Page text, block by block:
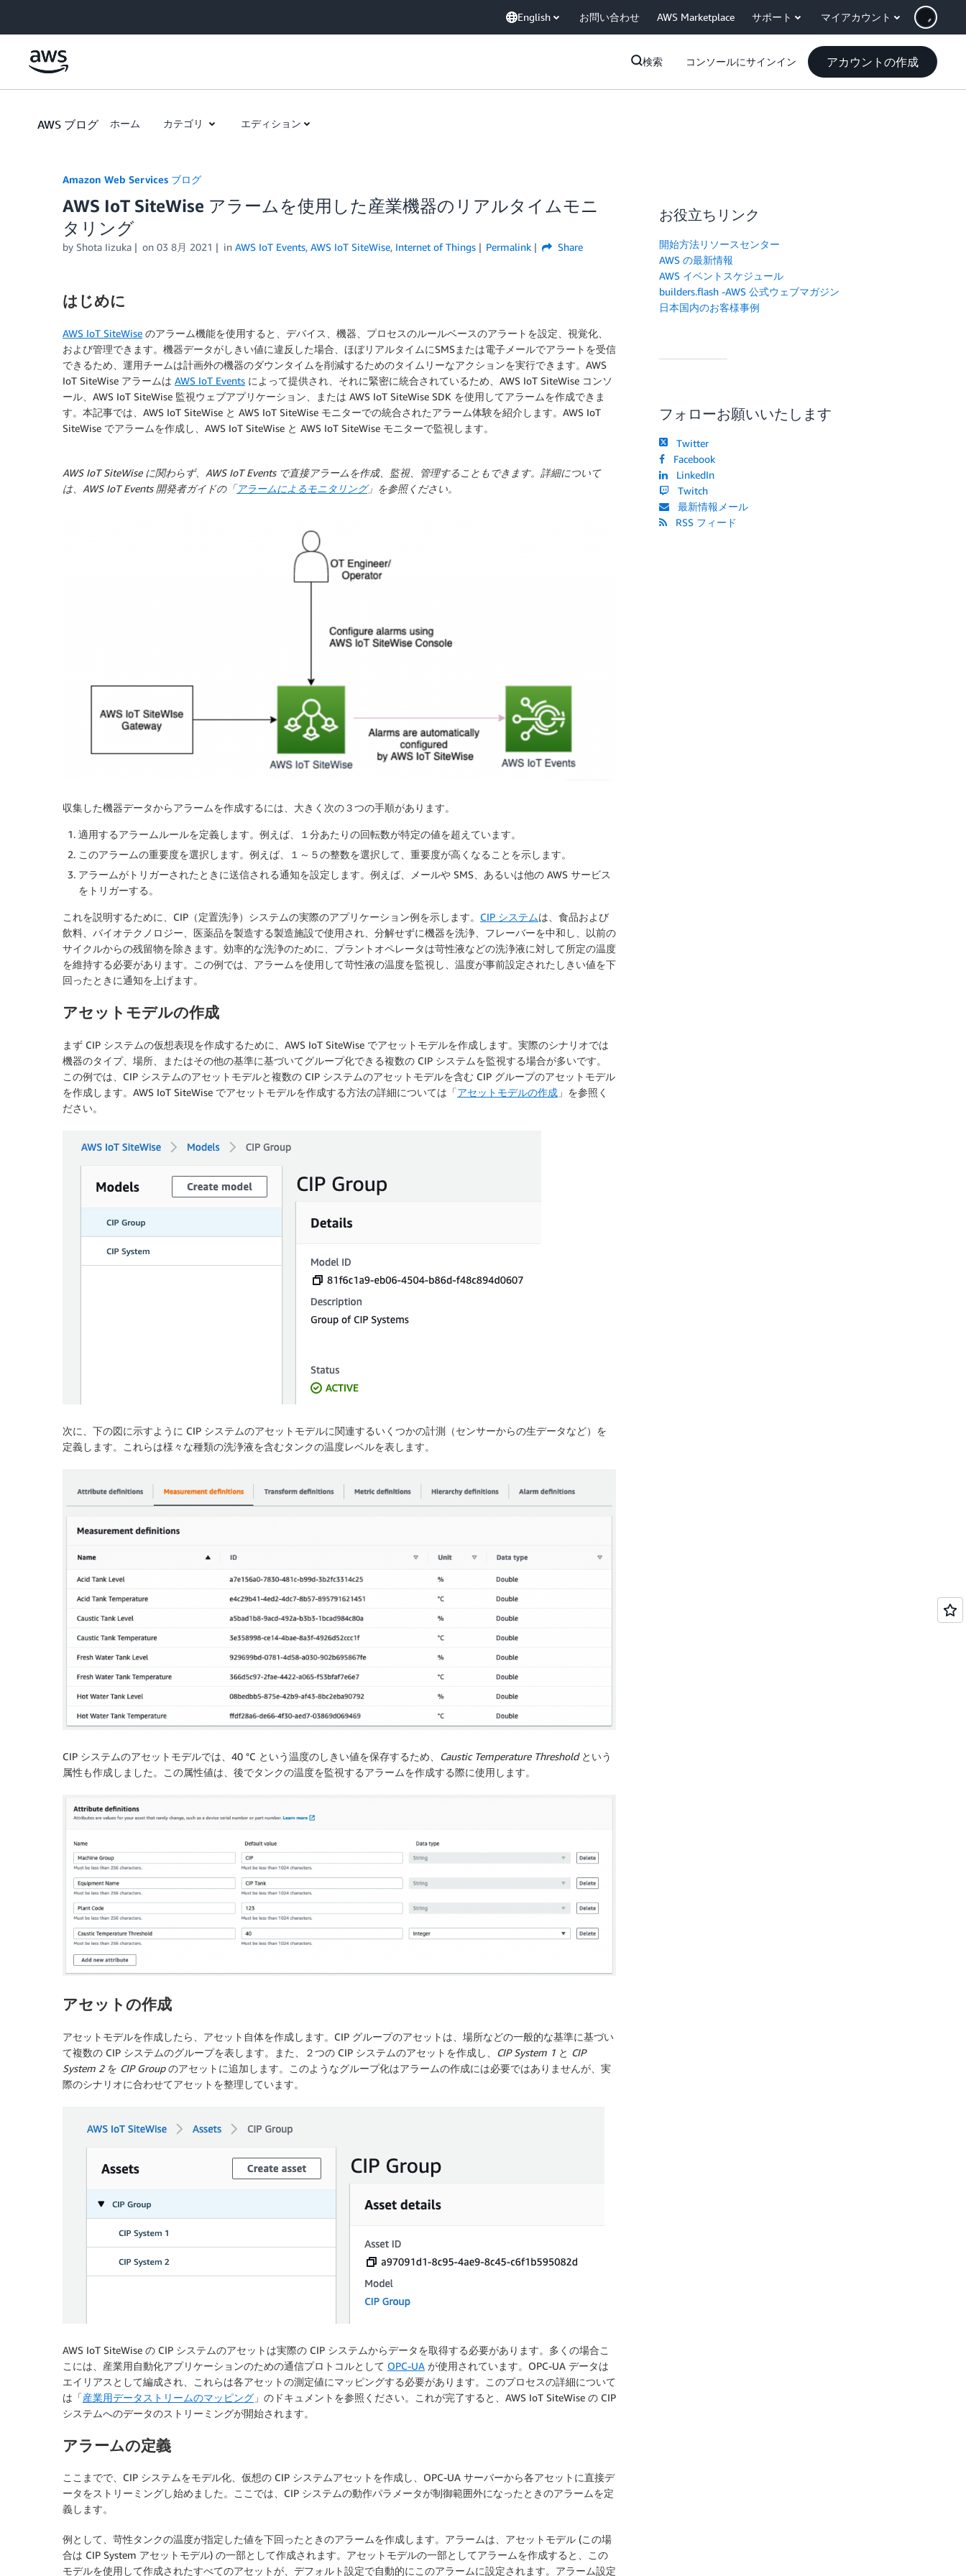
English お問い合わせ AWS Marketplace サポート マイアカウント
検索 コンソールにサインイン アカウントの作成
AWS ブログ ホーム カテゴリ エディション
Amazon Web Services ブログ
AWS IoT SiteWise アラームを使用した産業機器のリアルタイムモニ
タリング
by Shota Iizuka on 03 8月 2021 in AWS IoT Events, AWS IoT SiteWise, Internet of Things Permalink Share
はじめに
AWS IoT SiteWise のアラーム機能を使用すると、デバイス、機器、プロセスのルールベースのアラートを設定、視覚化、
および管理できます。機器データがしきい値に違反した場合、ほぼリアルタイムにSMSまたは電子メールでアラートを受信
できるため、運用チームは計画外の機器のダウンタイムを削減するためのタイムリーなアクションを実行できます。AWS
IoT SiteWise アラームは AWS IoT Events によって提供され、それに緊密に統合されているため、AWS IoT SiteWise コンソ
ール、AWS IoT SiteWise 監視ウェブアプリケーション、または AWS IoT SiteWise SDK を使用してアラームを作成できま
す。本記事では、AWS IoT SiteWise と AWS IoT SiteWise モニターでの統合されたアラーム体験を紹介します。AWS IoT
SiteWise でアラームを作成し、AWS IoT SiteWise と AWS IoT SiteWise モニターで監視します。
AWS IoT SiteWise に関わらず、AWS IoT Events で直接アラームを作成、監視、管理することもできます。詳細について
は、AWS IoT Events 開発者ガイドの「アラームによるモニタリング」を参照ください。
収集した機器データからアラームを作成するには、大きく次の３つの手順があります。
適用するアラームルールを定義します。例えば、１分あたりの回転数が特定の値を超えています。
このアラームの重要度を選択します。例えば、１～５の整数を選択して、重要度が高くなることを示します。
アラームがトリガーされたときに送信される通知を設定します。例えば、メールや SMS、あるいは他の AWS サービス
をトリガーする。
これを説明するために、CIP（定置洗浄）システムの実際のアプリケーション例を示します。 CIP システムは、食品および
飲料、バイオテクノロジー、医薬品を製造する製造施設で使用され、分解せずに機器を洗浄、フレーバーを中和し、以前の
サイクルからの残留物を除きます。効率的な洗浄のために、プラントオペレータは苛性液などの洗浄液に対して所定の温度
を維持する必要があります。この例では、アラームを使用して苛性液の温度を監視し、温度が事前設定されたしきい値を下
回ったときに通知を上げます。
アセットモデルの作成
まず CIP システムの仮想表現を作成するために、AWS IoT SiteWise でアセットモデルを作成します。実際のシナリオでは
機器のタイプ、場所、またはその他の基準に基づいてグループ化できる複数の CIP システムを監視する場合が多いです。
この例では、CIP システムのアセットモデルと複数の CIP システムのアセットモデルを含む CIP グループのアセットモデル
を作成します。AWS IoT SiteWise でアセットモデルを作成する方法の詳細については「アセットモデルの作成 」を参照く
ださい。
次に、下の図に示すように CIP システムのアセットモデルに関連するいくつかの計測（センサーからの生データなど）を
定義します。これらは様々な種類の洗浄液を含むタンクの温度レベルを表します。
CIP システムのアセットモデルでは、40 °C という温度のしきい値を保存するため、 Caustic Temperature Thresholdという
属性も作成しました。この属性値は、後でタンクの温度を監視するアラームを作成する際に使用します。
アセットの作成
アセットモデルを作成したら、アセット自体を作成します。CIP グループのアセットは、場所などの一般的な基準に基づい
て複数の CIP システムのグループを表します。また、２つの CIP システムのアセットを作成し、 CIP System 1 と CIP
System 2を CIP Groupのアセットに追加します。このようなグループ化はアラームの作成には必要ではありませんが、実
際のシナリオに合わせてアセットを整理しています。
AWS IoT SiteWise の CIP システムのアセットは実際の CIP システムからデータを取得する必要があります。多くの場合こ
こには、産業用自動化アプリケーションのための通信プロトコルとして OPC-UA が使用されています。OPC-UA データは
エイリアスとして編成され、これらは各アセットの測定値にマッピングする必要があります。このプロセスの詳細について
は「産業用データストリームのマッピング 」のドキュメントを参照ください。これが完了すると、AWS IoT SiteWise の CIP
システムへのデータのストリーミングが開始されます。
アラームの定義
ここまでで、CIP システムをモデル化、仮想の CIP システムアセットを作成し、OPC-UA サーバーから各アセットに直接デ
ータをストリーミングし始めました。ここでは、CIP システムの動作パラメータが制御範囲外になったときのアラームを定
義します。
例として、苛性タンクの温度が指定した値を下回ったときのアラームを作成します。アラームは、アセットモデル (この場
合は CIP System アセットモデル) の一部として作成されます。アセットモデルの一部としてアラームを作成すると、この
モデルを使用して作成されたすべてのアセットが、デフォルト設定で自動的にこのアラームに設定されます。アラーム設定
お役立ちリンク
開始方法リソースセンター
AWS の最新情報
AWS イベントスケジュール
builders.flash -AWS 公式ウェブマガジン
日本国内のお客様事例
フォローお願いいたします
Twitter
Facebook
LinkedIn
Twitch
最新情報メール
RSS フィード